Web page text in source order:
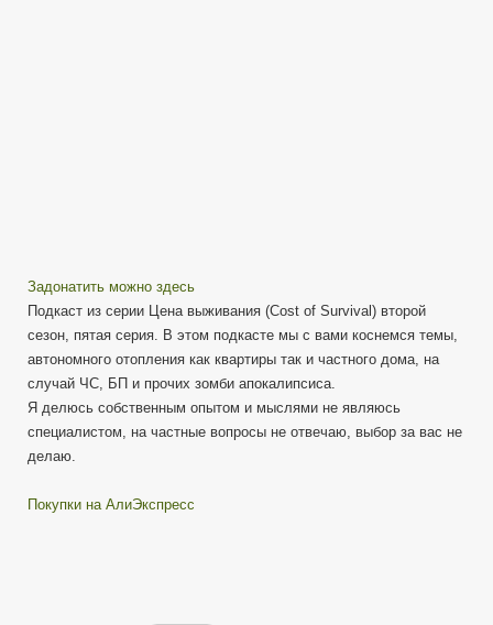
Задонатить можно здесь
Подкаст из серии Цена выживания (Cost of Survival) второй
сезон, пятая серия. В этом подкасте мы с вами коснемся темы,
автономного отопления как квартиры так и частного дома, на
случай ЧС, БП и прочих зомби апокалипсиса.
Я делюсь собственным опытом и мыслями не являюсь
специалистом, на частные вопросы не отвечаю, выбор за вас не
делаю.
Покупки на АлиЭкспресс